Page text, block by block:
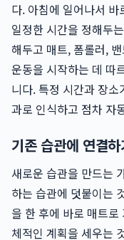
다. 아침에 일어나서
일정한 시간을 정해두
해두고 매트, 폼롤러,
운동을 시작하는 데 따
니다. 특정 시간과 장
과로 인식하고 점차 자
기존 습관에 연결하
새로운 습관을 만드는
하는 습관에 덧붙이는
을 한 후에 바로 매트로
체적인 계획을 세우는